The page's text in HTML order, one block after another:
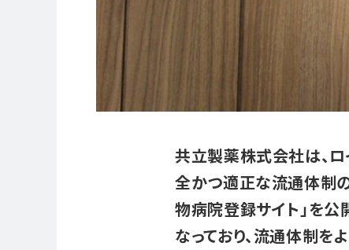
共立製薬株式会社は、
全かつ適正な流通体制の
物病院登録サイト」を
なっており、流通体制を